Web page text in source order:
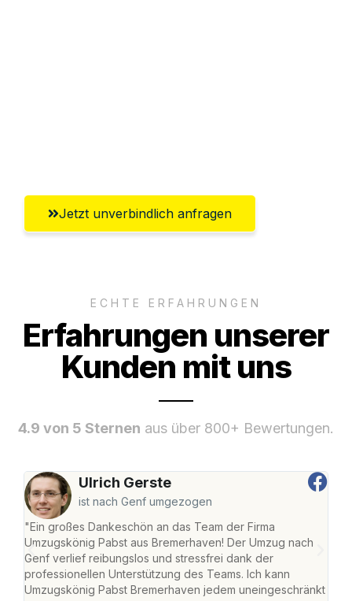
Jetzt unverbindlich anfragen
ECHTE ERFAHRUNGEN
Erfahrungen unserer
Kunden mit uns
4.9 von 5 Sternen aus über 800+ Bewertungen.
Ulrich Gerste
ist nach Genf umgezogen
"Ein großes Dankeschön an das Team der Firma
Umzugskönig Pabst aus Bremerhaven! Der Umzug nach
Genf verlief reibungslos und stressfrei dank der
professionellen Unterstützung des Teams. Ich kann
Umzugskönig Pabst Bremerhaven jedem uneingeschränkt